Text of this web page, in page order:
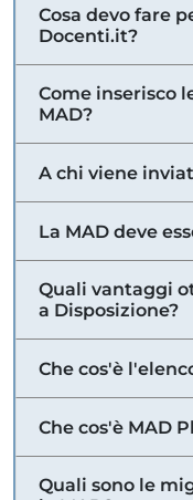
Cosa devo fare
Docenti.it?
Come inserisco
MAD?
A chi viene
La MAD deve
Quali vantaggi
a Disposizione?
Che cos'è
Che cos'è MAD
Quali sono le